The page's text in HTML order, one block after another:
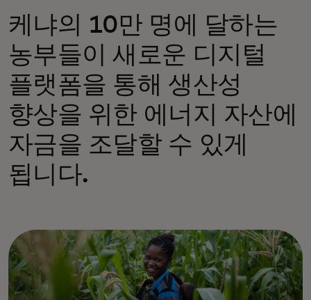
케냐의 10만 명에 달하는
농부들이 새로운 디지털
플랫폼을 통해 생산성
향상을 위한 에너지 자산에
자금을 조달할 수 있게
됩니다.